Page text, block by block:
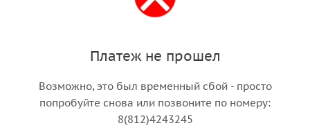
Платеж не прошел
Возможно, это был временный сбой - просто
попробуйте снова или позвоните по номеру:
8(812)4243245